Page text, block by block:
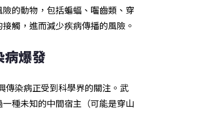
的動物，包括蝙蝠、囓齒類、穿
觸，進而減少疾病傳播的風險。
病爆發
傳染病正受到科學界的關注。武
種未知的中間宿主（可能是穿山